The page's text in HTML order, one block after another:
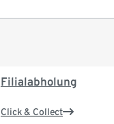
Filialabholung
Click & Collect